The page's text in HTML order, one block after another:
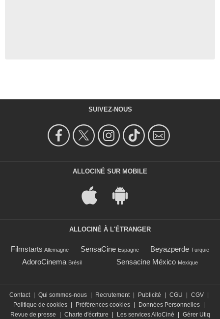
SUIVEZ-NOUS
ALLOCINÉ SUR MOBILE
ALLOCINÉ À L'ÉTRANGER
Filmstarts Allemagne SensaCine Espagne Beyazperde Turquie
AdoroCinema Brésil Sensacine México Mexique
Contact Qui sommes-nous Recrutement Publicité CGU CGV
Politique de cookies
Préférences cookies Données Personnelles
Revue de presse
Charte d'écriture Les services AlloCiné Gérer Utiq